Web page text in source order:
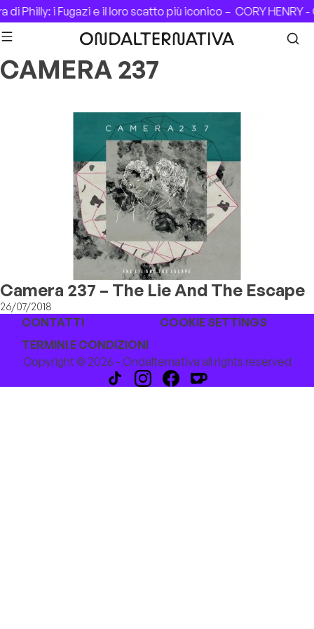
Skip to content
di Philly: i Fugazi e il loro scatto più iconico – CORY HENRY
CAMERA 237
Camera 237 – The Lie And The Escape
26/07/2018
CONTATTI
COOKIE SETTINGS
TERMINI E CONDIZIONI
Copyright © 2026 - Ondalternativa all rights reserved